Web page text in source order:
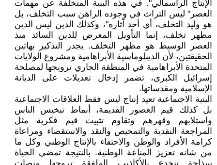
الإنتاج الراسمالي". في هذه البنية المتخلفة عن مهمات
العصر" ليس التراث في وجوده الراهن سبب التخلف، بل
هو وليد التخلف، أي أحد آثاره"، وكذلك الدين ليس الدين
مظهر تخلف، إنما التأويل المغرض للدين السائد منذ
العصر الوسيط هو مظهر التخلف. يجدر التذكير بهاتين
الحقيقتين، لأن الديبلوماسية الأبراهامية ومشروع الولايات
المتحدة الأبراهامية في المنطقة الجاري ترويجها لمصلحة
إسرائيل الكبرى، تضمر إدخال تعديلات على الديانة
الإسلامية ومقدساتها.
البنية الاجتماعية تعيد إنتاج ليس فقط العلاقات الاجتماعية
بل كذلك قيم العصور القديمة، أنماط تبخيس الناس
واستلابهم وقهرهم وتقاوم تثبيت قيم فكرية مثل
المراجعة النقدية والتمحيص والنقد والاستقصاء ومراعاة
كرامة الأفراد والوطن والاحتفاء بالإنتاج الوطني وكل ما
من شانه تعزيز المناعة الوطنية. بالنتيجة تمضي الحياة